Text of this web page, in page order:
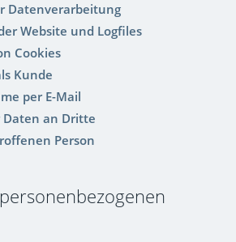
Datenverarbeitung
Website und Logfiles
Cookies
Kunde
per E-Mail
Daten an Dritte
Person